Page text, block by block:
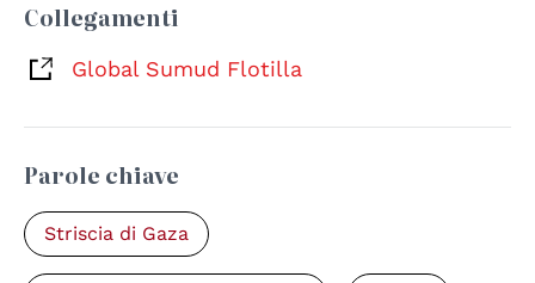
Collegamenti
Global Sumud Flotilla
Parole chiave
Striscia di Gaza